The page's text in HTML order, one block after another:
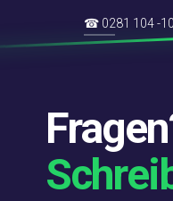
☎ 0281 104 -